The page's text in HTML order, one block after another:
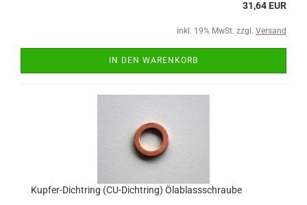
31,64 EUR
inkl. 19% MwSt. zzgl. Versand
IN DEN WARENKORB
Kupfer-Dichtring (CU-Dichtring) Ölablassschraube